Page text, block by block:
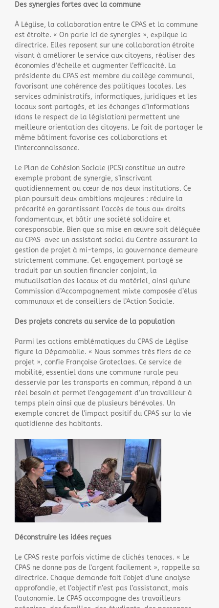
Des synergies fortes avec la commune
À Léglise, la collaboration entre le CPAS et la commune
est étroite. « On parle ici de synergies », explique la
directrice. Elles reposent sur une collaboration étroite
visant à améliorer le service aux citoyens, réaliser des
économies d’échelle et augmenter l’efficacité. La
présidente du CPAS est membre du collège communal,
favorisant une cohérence des politiques locales. Les
services administratifs, informatiques, juridiques et les
locaux sont partagés, et les échanges d’informations
(dans le respect de la législation) permettent une
meilleure orientation des citoyens. Le fait de partager le
même bâtiment favorise ces collaborations et
l’interconnaissance.
Le Plan de Cohésion Sociale (PCS) constitue un autre
exemple probant de synergie, s’inscrivant
quotidiennement au cœur de nos deux institutions. Ce
plan poursuit deux ambitions majeures : réduire la
précarité en garantissant l’accès de tous aux droits
fondamentaux, et bâtir une société solidaire et
coresponsable. Bien que sa mise en œuvre soit déléguée
au CPAS avec un assistant social du Centre assurant la
gestion de projet à mi-temps, la gouvernance demeure
strictement commune. Cet engagement partagé se
traduit par un soutien financier conjoint, la
mutualisation des locaux et du matériel, ainsi qu’une
Commission d’Accompagnement mixte composée d’élus
communaux et de conseillers de l’Action Sociale.
Des projets concrets au service de la population
Parmi les actions emblématiques du CPAS de Léglise
figure la Dépamobile. « Nous sommes très fiers de ce
projet », confie Françoise Groteclaes. Ce service de
mobilité, essentiel dans une commune rurale peu
desservie par les transports en commun, répond à un
réel besoin et permet l’engagement d’un travailleur à
temps plein ainsi que de plusieurs bénévoles. Un
exemple concret de l’impact positif du CPAS sur la vie
quotidienne des habitants.
Déconstruire les idées reçues
Le CPAS reste parfois victime de clichés tenaces. « Le
CPAS ne donne pas de l’argent facilement », rappelle sa
directrice. Chaque demande fait l’objet d’une analyse
approfondie, et l’objectif n’est pas l’assistanat, mais
l’autonomie. Le CPAS accompagne des travailleurs